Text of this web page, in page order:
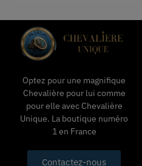
Optez pour une magnifique
Chevalière pour lui comme
pour elle avec Chevalière
Unique. La boutique numéro
1 en France
Contactez-nous